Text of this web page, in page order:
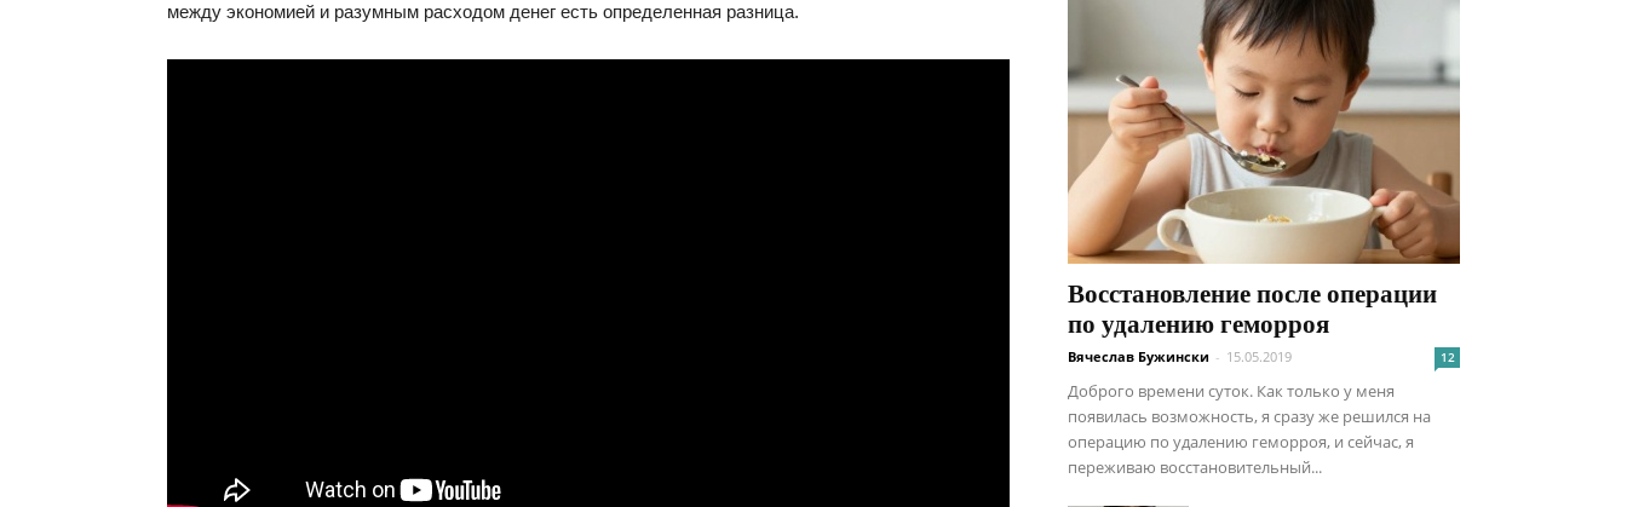
между экономией и разумным расходом денег есть определенная разница.
Восстановление после операции
по удалению геморроя
Вячеслав Бужински - 15.05.2019 12
Доброго времени суток. Как только у меня
появилась возможность, я сразу же решился на
операцию по удалению геморроя, и сейчас, я
переживаю восстановительный...